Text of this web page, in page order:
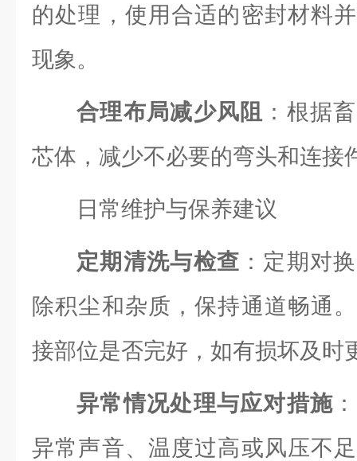
的处理，使用合适的密封材料
现象。
合理布局减少风阻
：根据
芯体，减少不必要的弯头和连接
日常维护与保养建议
定期清洗与检查 ：定期对
除积尘和杂质，保持通道畅通
接部位是否完好，如有损坏及时
异常情况处理与应对措施
异常声音、温度过高或风压不